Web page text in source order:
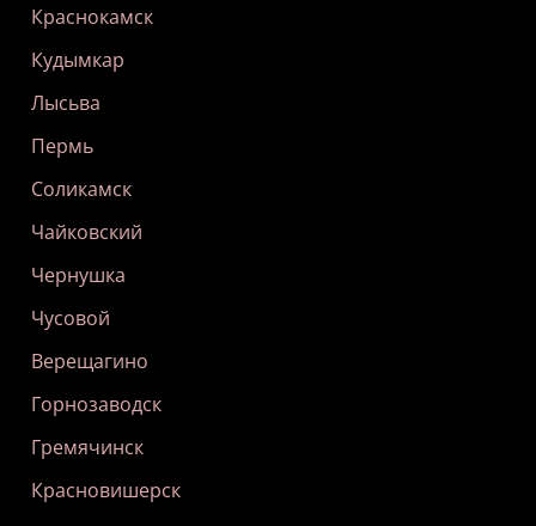
Краснокамск
Кудымкар
Лысьва
Пермь
Соликамск
Чайковский
Чернушка
Чусовой
Верещагино
Горнозаводск
Гремячинск
Красновишерск